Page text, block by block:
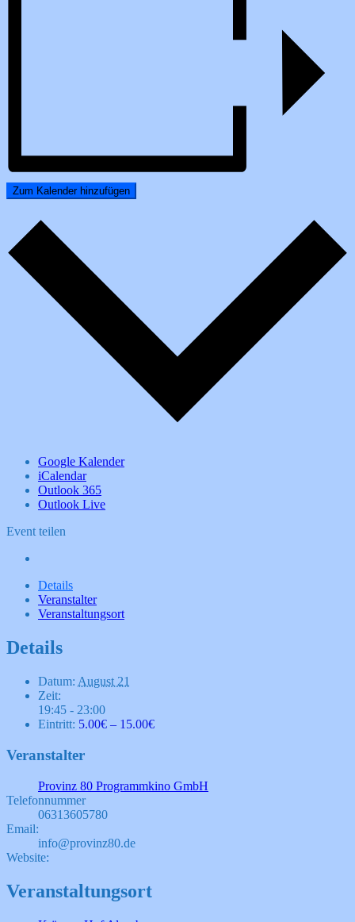
Zum Kalender hinzufügen
Google Kalender
iCalendar
Outlook 365
Outlook Live
Event teilen
Details
Veranstalter
Veranstaltungsort
Details
Datum: August 21
Zeit:
19:45 - 23:00
Eintritt: 5.00€ – 15.00€
Veranstalter
Provinz 80 Programmkino GmbH
Telefonnummer
06313605780
Email:
info@provinz80.de
Website:
Veranstaltungsort